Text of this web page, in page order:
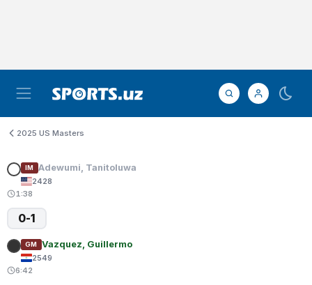
2025 US Masters
IM Adewumi, Tanitoluwa
2428
1:38
0-1
GM Vazquez, Guillermo
2549
6:42